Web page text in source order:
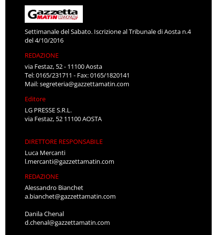
Settimanale del Sabato. Iscrizione al Tribunale di Aosta n.4
del 4/10/2016
REDAZIONE
via Festaz, 52 - 11100 Aosta
Tel: 0165/231711 - Fax: 0165/1820141
Mail:segreteria@gazzettamatin.com
Editore
LG PRESSE S.R.L.
via Festaz, 52 11100 AOSTA
DIRETTORE RESPONSABILE
Luca Mercanti
l.mercanti@gazzettamatin.com
REDAZIONE
Alessandro Bianchet
a.bianchet@gazzettamatin.com
Danila Chenal
d.chenal@gazzettamatin.com